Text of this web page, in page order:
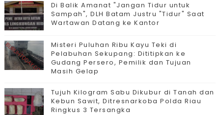
Di Balik Amanat "Jangan Tidur untuk
Sampah", DLH Batam Justru "Tidur" Saat
Wartawan Datang ke Kantor
Misteri Puluhan Ribu Kayu Teki di
Pelabuhan Sekupang: Dititipkan ke
Gudang Persero, Pemilik dan Tujuan
Masih Gelap
Tujuh Kilogram Sabu Dikubur di Tanah dan
Kebun Sawit, Ditresnarkoba Polda Riau
Ringkus 3 Tersangka